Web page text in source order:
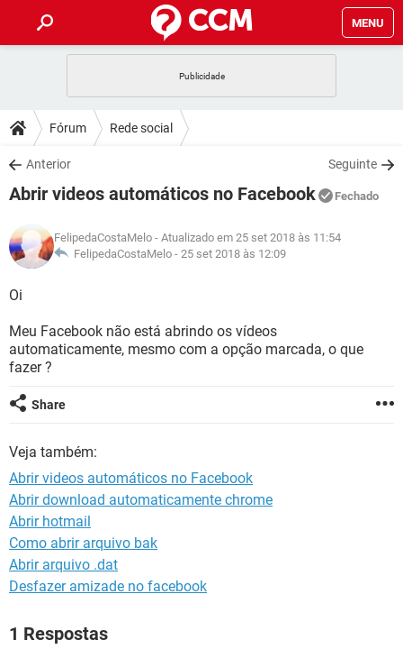
MENU
CELULAR
OUTLOOK
INSTAGRAM GMAIL
DICAS
JOGOS
INSTAGRAM GMAIL
GUIA DE COMPRAS
DOWNLOADS
JOGOS WHATSAPP
OUTLOOK EXCEL
INSTAGRAM
JOGOS WHATSAPP
CELULAR
OUTLOOK
INSTAGRAM GMAIL
GUIA DE COMPRAS
GLOSSÁRIO
JOGOS
OUTLOOK EXCEL
GUIA DE COMPRAS
Fórum Rede social
Anterior Seguinte
Abrir videos automáticos no Facebook Fechado
FelipedaCostaMelo - Atualizado em 25 set 2018 às 11:54
FelipedaCostaMelo - 25 set 2018 às 12:09
Oi
Meu Facebook não está abrindo os vídeos
automaticamente, mesmo com a opção marcada, o que
fazer ?
Share
Veja também:
Abrir videos automáticos no Facebook
Abrir download automaticamente chrome
Abrir hotmail
Como abrir arquivo bak
Abrir arquivo .dat
Desfazer amizade no facebook
1 Respostas